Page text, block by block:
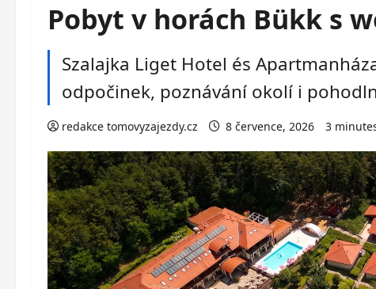
Pobyt v horách Bükk s
Szalajka Liget Hotel és
odpočinek, poznávání okolí i
redakce tomovyzajezdy.cz 8 července, 2026 3